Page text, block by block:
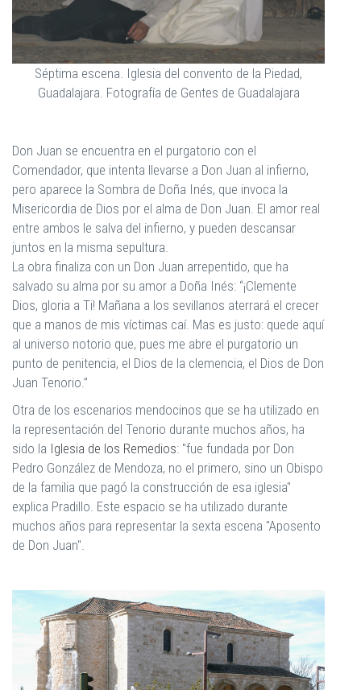
Séptima escena. Iglesia del convento de la Piedad,
Guadalajara. Fotografía de Gentes de Guadalajara
Don Juan se encuentra en el purgatorio con el
Comendador, que intenta llevarse a Don Juan al infierno,
pero aparece la Sombra de Doña Inés, que invoca la
Misericordia de Dios por el alma de Don Juan. El amor real
entre ambos le salva del infierno, y pueden descansar
juntos en la misma sepultura.
La obra finaliza con un Don Juan arrepentido, que ha
salvado su alma por su amor a Doña Inés: “¡Clemente
Dios, gloria a Ti! Mañana a los sevillanos aterrará el crecer
que a manos de mis víctimas caí. Mas es justo: quede aquí
al universo notorio que, pues me abre el purgatorio un
punto de penitencia, el Dios de la clemencia, el Dios de Don
Juan Tenorio.”
Otra de los escenarios mendocinos que se ha utilizado en
la representación del Tenorio durante muchos años, ha
sido la Iglesia de los Remedios: "fue fundada por Don
Pedro González de Mendoza, no el primero, sino un Obispo
de la familia que pagó la construcción de esa iglesia"
explica Pradillo. Este espacio se ha utilizado durante
muchos años para representar la sexta escena "Aposento
de Don Juan".